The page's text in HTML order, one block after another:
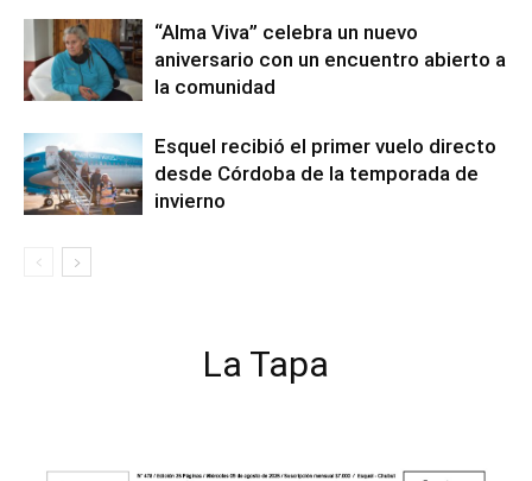
“Alma Viva” celebra un nuevo
aniversario con un encuentro abierto a
la comunidad
Esquel recibió el primer vuelo directo
desde Córdoba de la temporada de
invierno
La Tapa